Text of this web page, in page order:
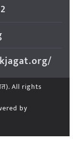
. All rights
by